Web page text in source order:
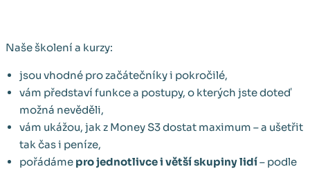
Naše školení a kurzy:
jsou vhodné pro začátečníky i pokročilé,
vám představí funkce a postupy, o kterých jste doteď
možná nevěděli,
vám ukážou, jak z Money S3 dostat maximum – a ušetřit
tak čas i peníze,
pořádáme pro jednotlivce i větší skupiny lidí– podle